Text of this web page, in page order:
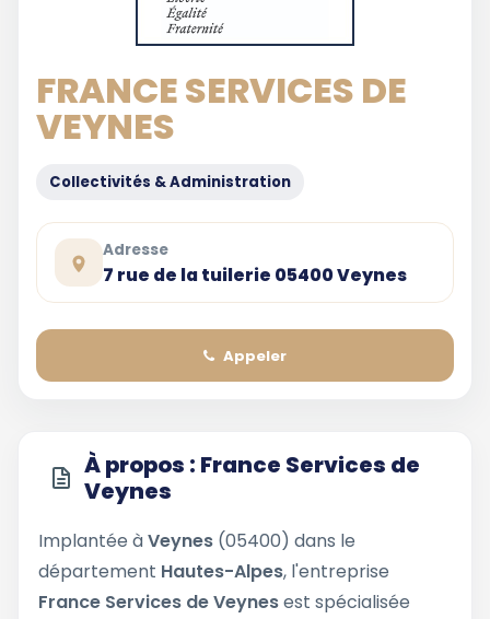
FRANCE SERVICES DE
VEYNES
Collectivités & Administration
Adresse
7 rue de la tuilerie 05400 Veynes
Appeler
À propos : France Services de
Veynes
Implantée àVeynes (05400) dans le
département Hautes-Alpes, l'entreprise
France Services de Veynesest spécialisée